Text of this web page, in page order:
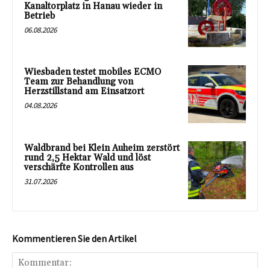
Kanaltorplatz in Hanau wieder in
Betrieb
06.08.2026
Wiesbaden testet mobiles ECMO
Team zur Behandlung von
Herzstillstand am Einsatzort
04.08.2026
Waldbrand bei Klein Auheim zerstört
rund 2,5 Hektar Wald und löst
verschärfte Kontrollen aus
31.07.2026
Kommentieren Sie den Artikel